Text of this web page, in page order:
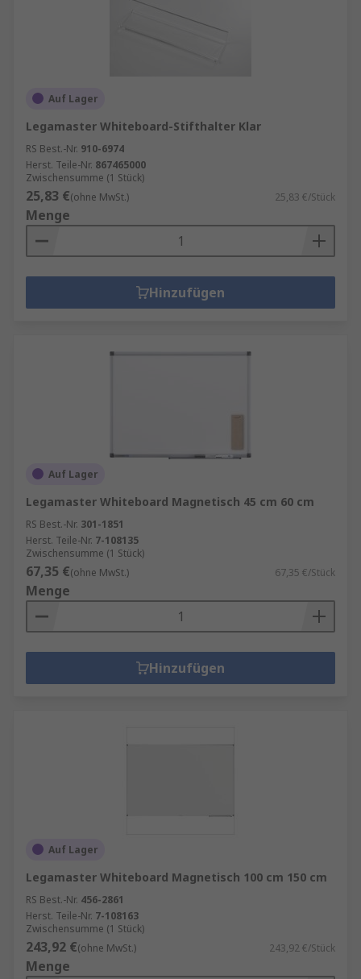
Auf Lager
Legamaster Whiteboard-Stifthalter Klar
RS Best.-Nr. 910-6974
Herst. Teile-Nr. 867465000
Zwischensumme (1 Stück)
25,83 €(ohne MwSt.) 25,83 €/Stück
Menge
Hinzufügen
Auf Lager
Legamaster Whiteboard Magnetisch 45 cm 60 cm
RS Best.-Nr. 301-1851
Herst. Teile-Nr. 7-108135
Zwischensumme (1 Stück)
67,35 €(ohne MwSt.) 67,35 €/Stück
Menge
Hinzufügen
Auf Lager
Legamaster Whiteboard Magnetisch 100 cm 150 cm
RS Best.-Nr. 456-2861
Herst. Teile-Nr. 7-108163
Zwischensumme (1 Stück)
243,92 €(ohne MwSt.) 243,92 €/Stück
Menge